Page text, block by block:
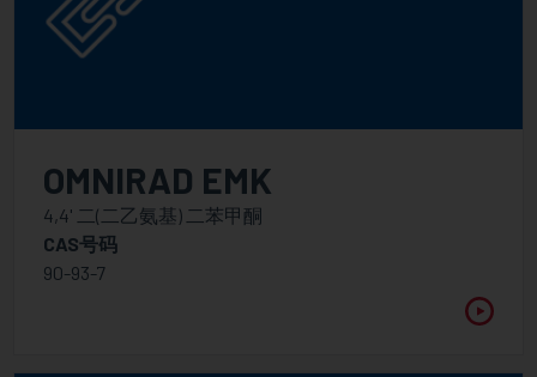
OMNIRAD EMK
4,4' 二(二乙氨基) 二苯甲酮
CAS号码
90-93-7